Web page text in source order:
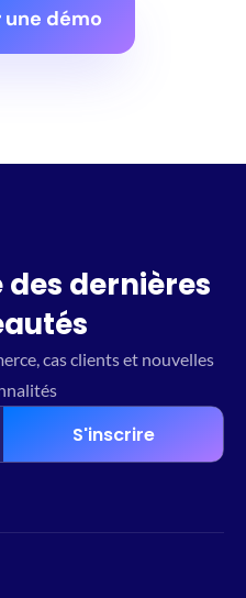
une démo
des dernières
cas clients et nouvelles
S'inscrire